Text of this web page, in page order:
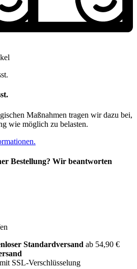
Maßnahmen tragen wir dazu bei,
wie möglich zu belasten.
Bestellung? Wir beantworten
Standardversand ab 54,90 €
mit SSL-Verschlüsselung